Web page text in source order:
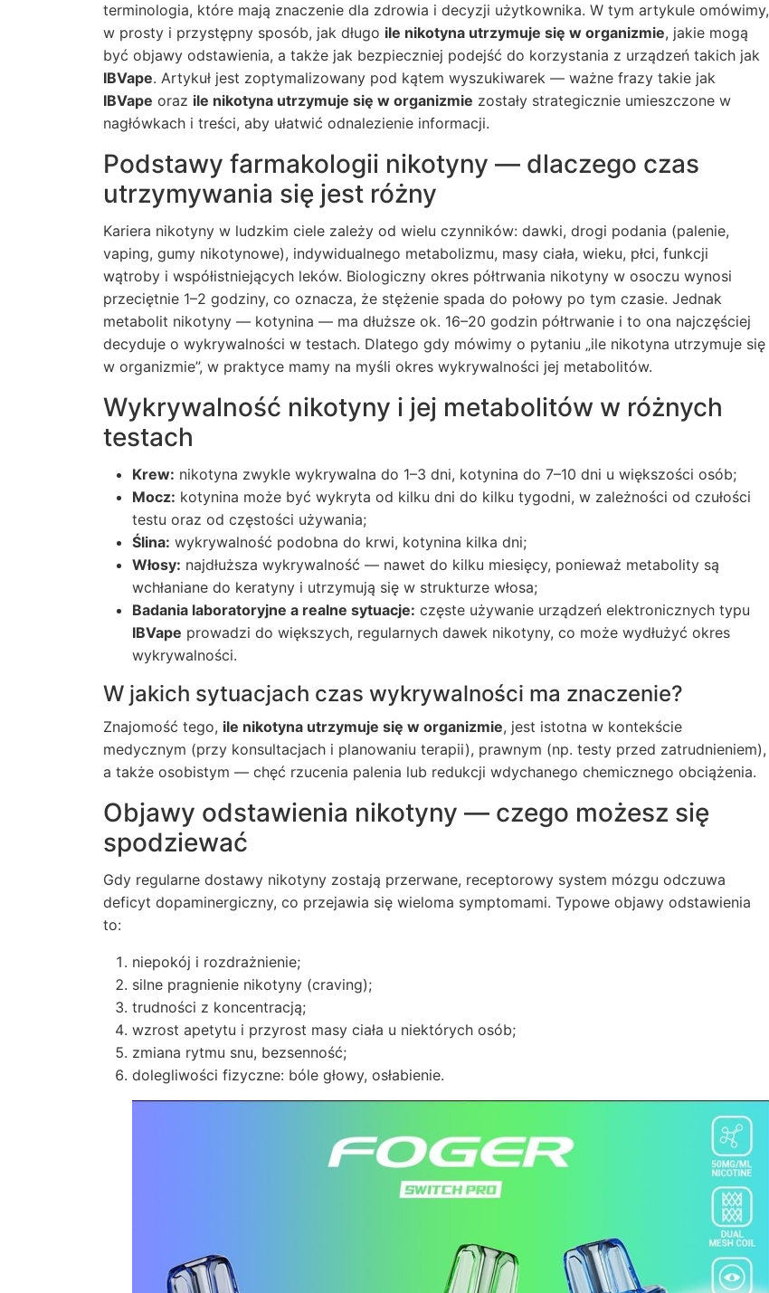
terminologia, które mają znaczenie dla zdrowia i decyzji użytkownika. W tym artykule omówimy,
w prosty i przystępny sposób, jak długo ile nikotyna utrzymuje się w organizmie, jakie mogą
być objawy odstawienia, a także jak bezpieczniej podejść do korzystania z urządzeń takich jak
IBVape. Artykuł jest zoptymalizowany pod kątem wyszukiwarek — ważne frazy takie jak
IBVape oraz ile nikotyna utrzymuje się w organizmie zostały strategicznie umieszczone w
nagłówkach i treści, aby ułatwić odnalezienie informacji.
Podstawy farmakologii nikotyny — dlaczego czas
utrzymywania się jest różny
Kariera nikotyny w ludzkim ciele zależy od wielu czynników: dawki, drogi podania (palenie,
vaping, gumy nikotynowe), indywidualnego metabolizmu, masy ciała, wieku, płci, funkcji
wątroby i współistniejących leków. Biologiczny okres półtrwania nikotyny w osoczu wynosi
przeciętnie 1–2 godziny, co oznacza, że stężenie spada do połowy po tym czasie. Jednak
metabolit nikotyny — kotynina — ma dłuższe ok. 16–20 godzin półtrwanie i to ona najczęściej
decyduje o wykrywalności w testach. Dlatego gdy mówimy o pytaniu „ile nikotyna utrzymuje się
w organizmie”, w praktyce mamy na myśli okres wykrywalności jej metabolitów.
Wykrywalność nikotyny i jej metabolitów w różnych
testach
Krew: nikotyna zwykle wykrywalna do 1–3 dni, kotynina do 7–10 dni u większości osób;
Mocz: kotynina może być wykryta od kilku dni do kilku tygodni, w zależności od czułości
testu oraz od częstości używania;
Ślina: wykrywalność podobna do krwi, kotynina kilka dni;
Włosy: najdłuższa wykrywalność — nawet do kilku miesięcy, ponieważ metabolity są
wchłaniane do keratyny i utrzymują się w strukturze włosa;
Badania laboratoryjne a realne sytuacje: częste używanie urządzeń elektronicznych typu
IBVape prowadzi do większych, regularnych dawek nikotyny, co może wydłużyć okres
wykrywalności.
W jakich sytuacjach czas wykrywalności ma znaczenie?
Znajomość tego, ile nikotyna utrzymuje się w organizmie, jest istotna w kontekście
medycznym (przy konsultacjach i planowaniu terapii), prawnym (np. testy przed zatrudnieniem),
a także osobistym — chęć rzucenia palenia lub redukcji wdychanego chemicznego obciążenia.
Objawy odstawienia nikotyny — czego możesz się
spodziewać
Gdy regularne dostawy nikotyny zostają przerwane, receptorowy system mózgu odczuwa
deficyt dopaminergiczny, co przejawia się wieloma symptomami. Typowe objawy odstawienia
to:
niepokój i rozdrażnienie;
silne pragnienie nikotyny (craving);
trudności z koncentracją;
wzrost apetytu i przyrost masy ciała u niektórych osób;
zmiana rytmu snu, bezsenność;
dolegliwości fizyczne: bóle głowy, osłabienie.